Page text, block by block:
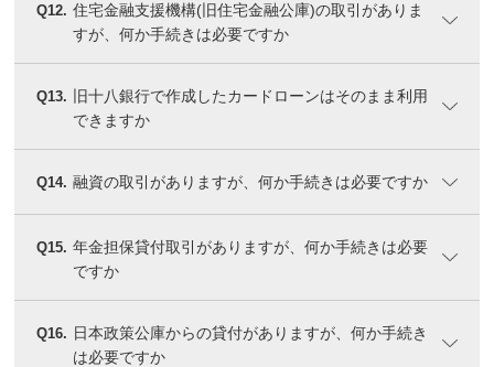
Q12. 住宅金融支援機構(旧住宅金融公庫)の取引がありま
すが、何か手続きは必要ですか
Q13.
旧十八銀行で作成したカードローンはそのまま利用
できますか
Q14. 融資の取引がありますが、何か手続きは必要ですか
Q15. 年金担保貸付取引がありますが、何か手続きは必要
ですか
Q16. 日本政策公庫からの貸付がありますが、何か手続き
は必要ですか